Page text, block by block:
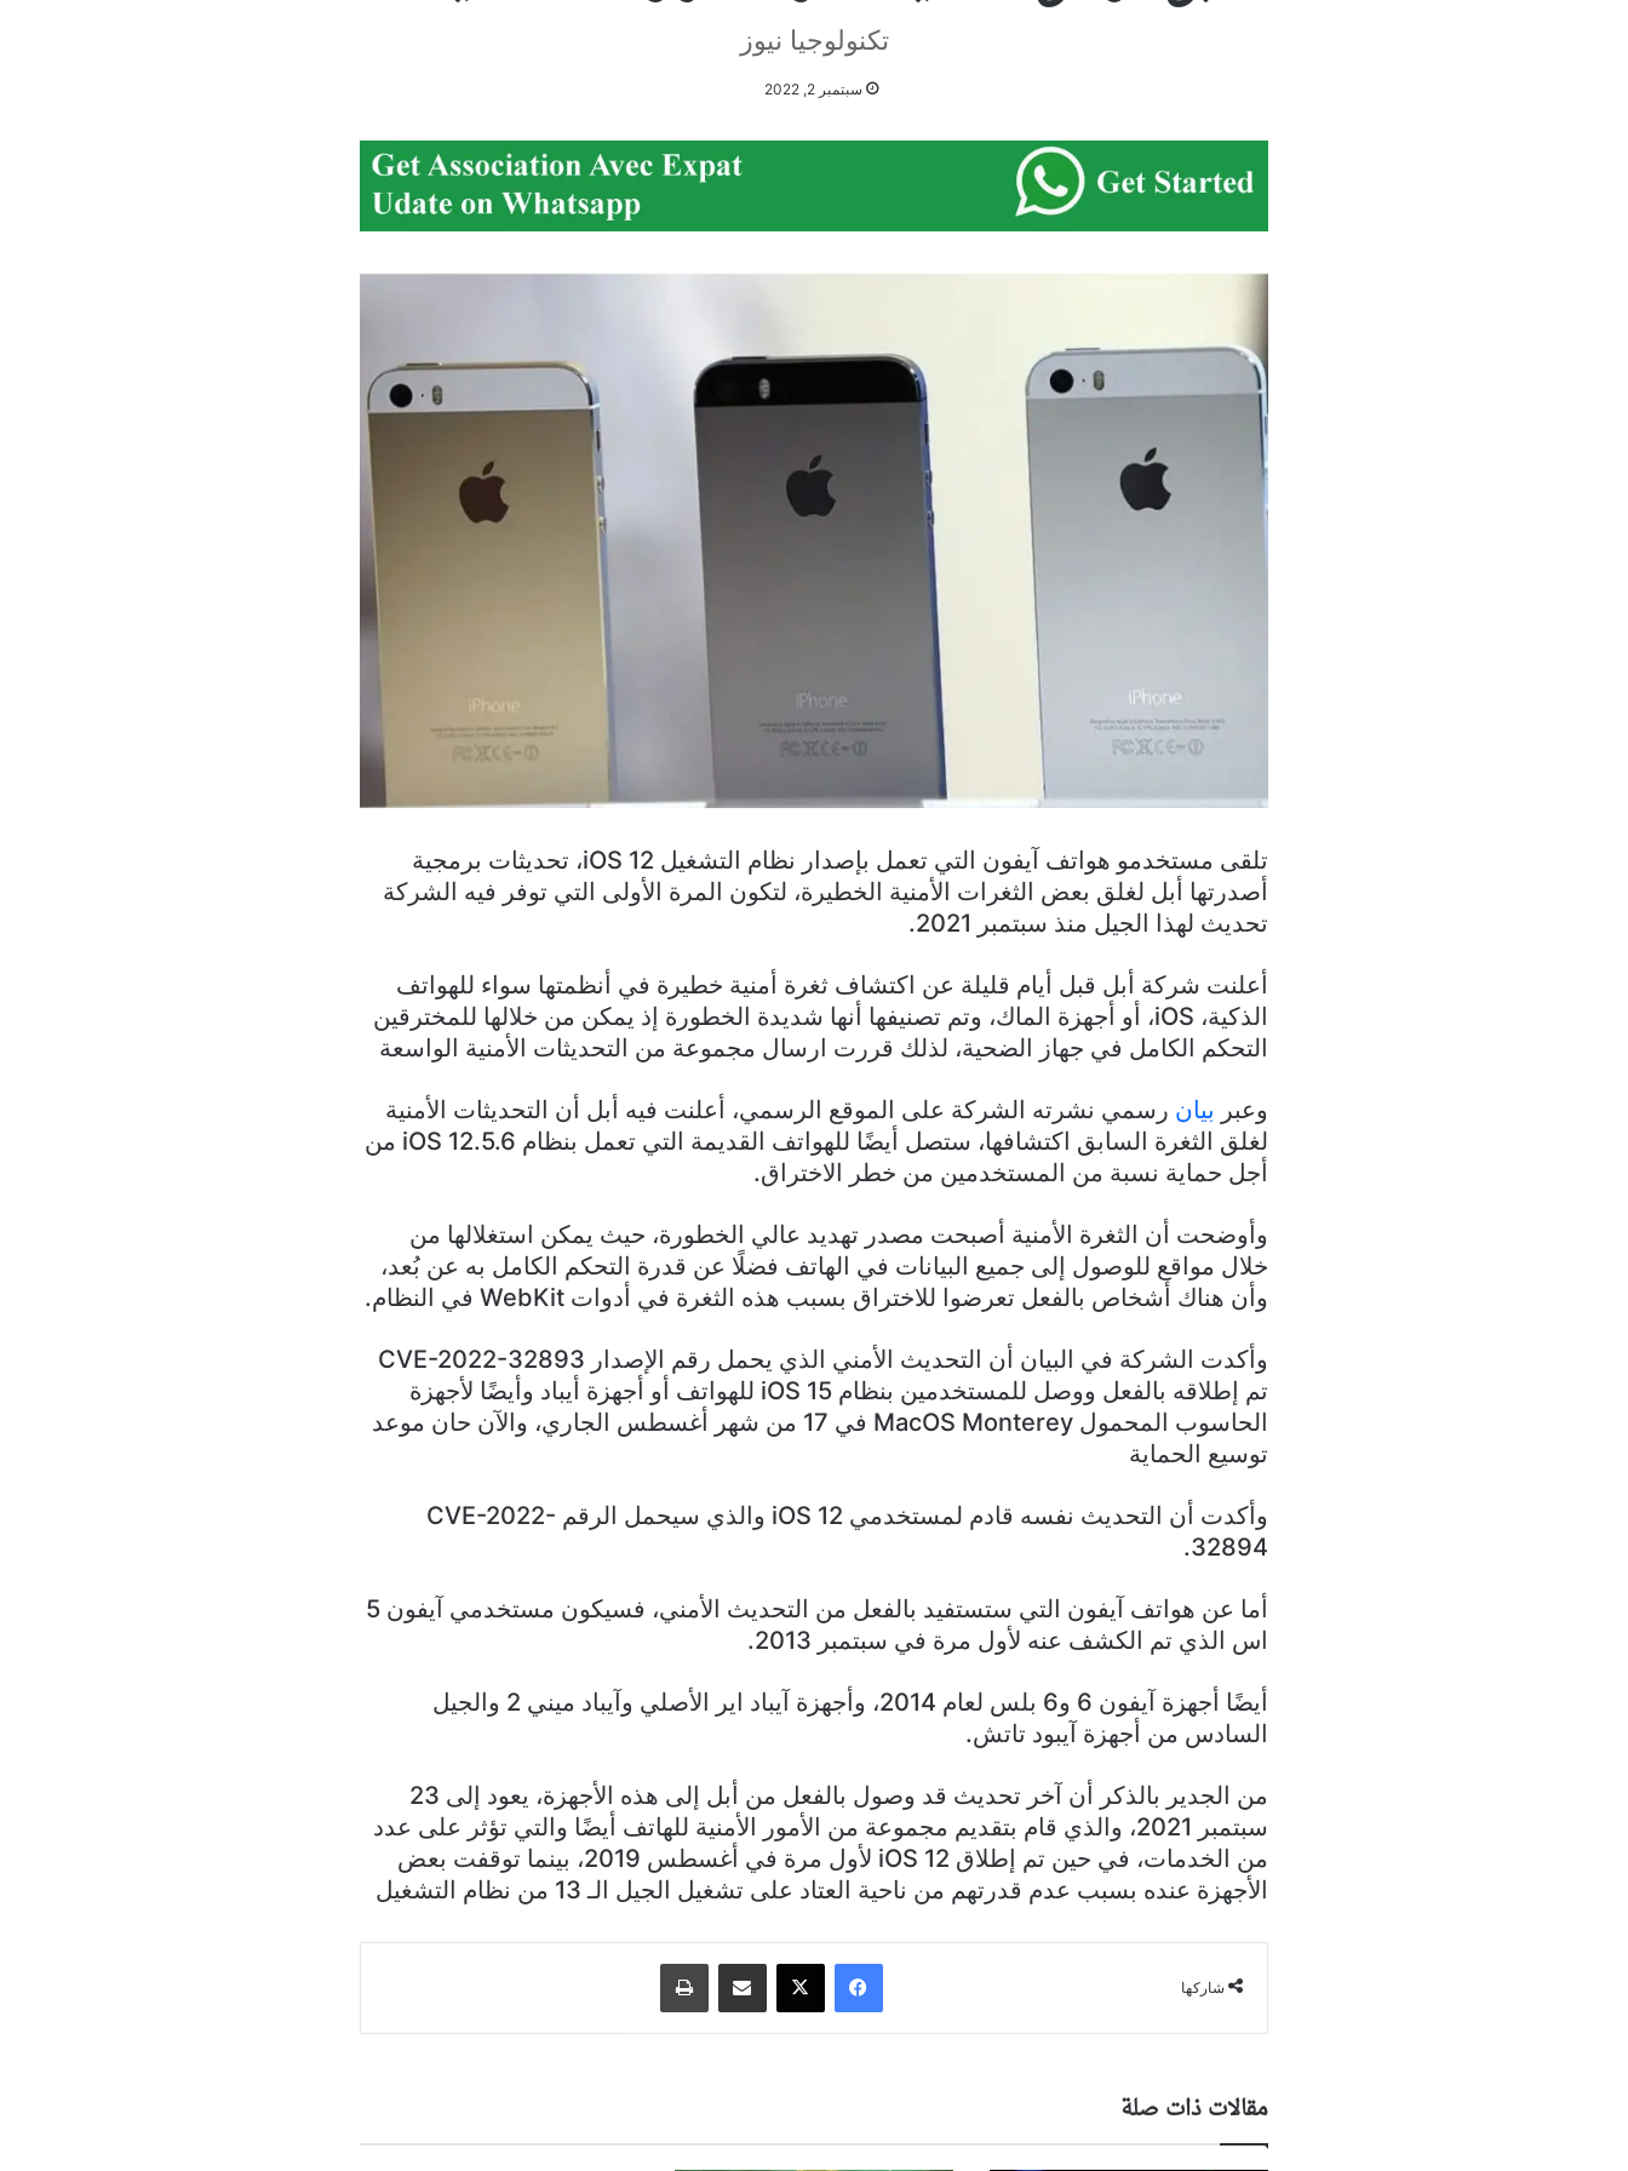
تكنولوجيا نيوز
سبتمبر 2, 2022
تلقى مستخدمو هواتف آيفون التي تعمل بإصدار نظام التشغيل iOS 12، تحديثات برمجية
أصدرتها أبل لغلق بعض الثغرات الأمنية الخطيرة، لتكون المرة الأولى التي توفر فيه الشركة
تحديث لهذا الجيل منذ سبتمبر 2021.
أعلنت شركة أبل قبل أيام قليلة عن اكتشاف ثغرة أمنية خطيرة في أنظمتها سواء للهواتف
الذكية، iOS، أو أجهزة الماك، وتم تصنيفها أنها شديدة الخطورة إذ يمكن من خلالها للمخترقين
التحكم الكامل في جهاز الضحية، لذلك قررت ارسال مجموعة من التحديثات الأمنية الواسعة
وعبر بيان رسمي نشرته الشركة على الموقع الرسمي، أعلنت فيه أبل أن التحديثات الأمنية
لغلق الثغرة السابق اكتشافها، ستصل أيضًا للهواتف القديمة التي تعمل بنظام iOS 12.5.6 من
أجل حماية نسبة من المستخدمين من خطر الاختراق.
وأوضحت أن الثغرة الأمنية أصبحت مصدر تهديد عالي الخطورة، حيث يمكن استغلالها من
خلال مواقع للوصول إلى جميع البيانات في الهاتف فضلًا عن قدرة التحكم الكامل به عن بُعد،
وأن هناك أشخاص بالفعل تعرضوا للاختراق بسبب هذه الثغرة في أدوات WebKit في النظام.
وأكدت الشركة في البيان أن التحديث الأمني الذي يحمل رقم الإصدار CVE-2022-32893
تم إطلاقه بالفعل ووصل للمستخدمين بنظام iOS 15 للهواتف أو أجهزة أيباد وأيضًا لأجهزة
الحاسوب المحمول MacOS Monterey في 17 من شهر أغسطس الجاري، والآن حان موعد
توسيع الحماية
وأكدت أن التحديث نفسه قادم لمستخدمي iOS 12 والذي سيحمل الرقم CVE-2022-
32894.
أما عن هواتف آيفون التي ستستفيد بالفعل من التحديث الأمني، فسيكون مستخدمي آيفون 5
اس الذي تم الكشف عنه لأول مرة في سبتمبر 2013.
أيضًا أجهزة آيفون 6 و6 بلس لعام 2014، وأجهزة آيباد اير الأصلي وآيباد ميني 2 والجيل
السادس من أجهزة آيبود تاتش.
من الجدير بالذكر أن آخر تحديث قد وصول بالفعل من أبل إلى هذه الأجهزة، يعود إلى 23
سبتمبر 2021، والذي قام بتقديم مجموعة من الأمور الأمنية للهاتف أيضًا والتي تؤثر على عدد
من الخدمات، في حين تم إطلاق iOS 12 لأول مرة في أغسطس 2019، بينما توقفت بعض
الأجهزة عنده بسبب عدم قدرتهم من ناحية العتاد على تشغيل الجيل الـ 13 من نظام التشغيل
شاركها
فيسبوك ‫X مشاركة عبر البريد طباعة
مقالات ذات صلة